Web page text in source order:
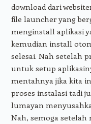
download dari
file launcher yang
menginstall aplikasi
kemudian install
selesai. Nah setelah
untuk setup
mentahnya jika kita
proses instalasi tadi
lumayan
Nah, semoga setelah